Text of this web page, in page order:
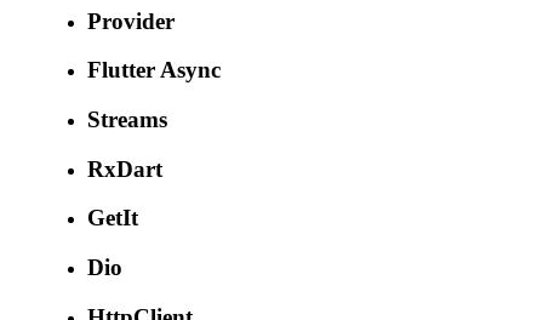
Provider
Flutter Async
Streams
RxDart
GetIt
Dio